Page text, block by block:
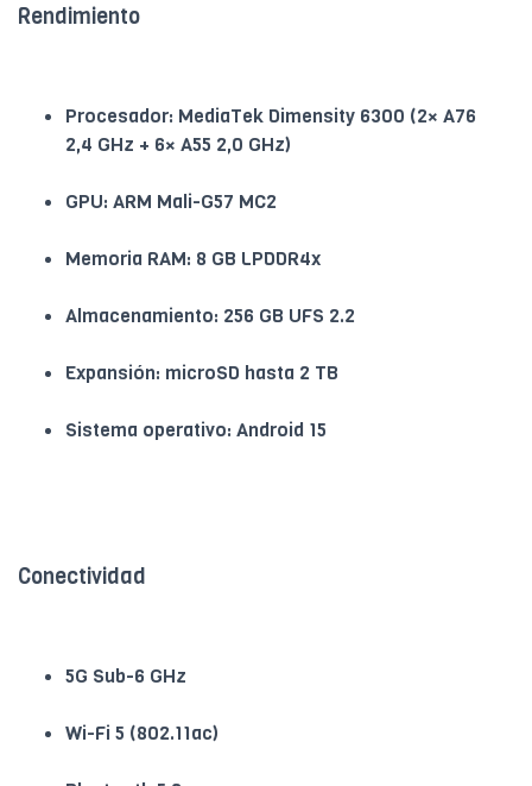
Rendimiento
Procesador: MediaTek Dimensity 6300 (2× A76
2,4 GHz + 6× A55 2,0 GHz)
GPU: ARM Mali-G57 MC2
Memoria RAM: 8 GB LPDDR4x
Almacenamiento: 256 GB UFS 2.2
Expansión: microSD hasta 2 TB
Sistema operativo: Android 15
Conectividad
5G Sub-6 GHz
Wi-Fi 5 (802.11ac)